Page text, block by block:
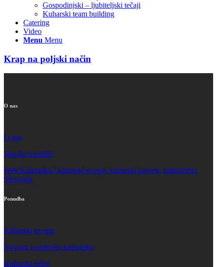
Gospodinjski – ljubiteljski tečaji
Kuharski team building
Catering
Video
Menu Menu
Krap na poljski način
O nas
O nas
Slaviša Amidžić
Web Kulinarika | kuharski recepti, kuharski nasveti, kulinarična
Slovenija
Ponudba
Kuharski recepti
Novosti s področja kulinarike
Kuharski tečaji